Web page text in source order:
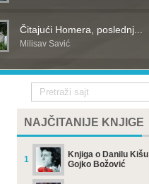
Čitajući Homera, poslednj...
Milisav Savić
NAJČITANIJE KNJIGE
1
Knjiga o Danilu Kišu
Gojko Božović